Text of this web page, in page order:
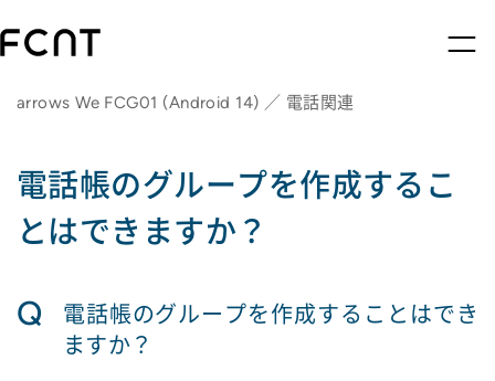
arrows We FCG01 (Android 14) ／ 電話関連
電話帳のグループを作成するこ
とはできますか？
Q
電話帳のグループを作成することはでき
ますか？